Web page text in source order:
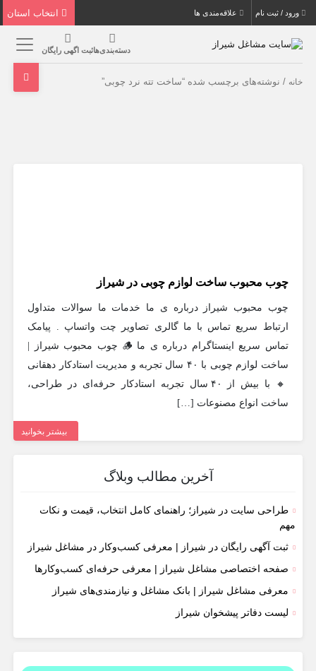
ورود / ثبت نام علاقه‌مندی ها
دسته‌بندی‌هاثبت اگهی رایگان
خانه / نوشته‌های برچسب شده “ساخت تته نرد چوبی”
چوب محبوب ساخت لوازم چوبی در شیراز
چوب محبوب شیراز درباره ی ما خدمات ما سوالات متداول
ارتباط سریع تماس با ما گالری تصاویر چت واتساپ . پیامک
تماس سریع اینستاگرام درباره ی ما 🪵 چوب محبوب شیراز |
ساخت لوازم چوبی با ۴۰ سال تجربه و مدیریت استادکار دهقانی
🔸 با بیش از ۴۰ سال تجربه استادکار حرفه‌ای در طراحی،
ساخت انواع مصنوعات […]
بیشتر بخوانید
آخرین مطالب وبلاگ
طراحی سایت در شیراز؛ راهنمای کامل انتخاب، قیمت و نکات
مهم
ثبت آگهی رایگان در شیراز | معرفی کسب‌وکار در مشاغل شیراز
صفحه اختصاصی مشاغل شیراز | معرفی حرفه‌ای کسب‌وکارها
معرفی مشاغل شیراز | بانک مشاغل و نیازمندی‌های شیراز
لیست دفاتر پیشخوان شیراز